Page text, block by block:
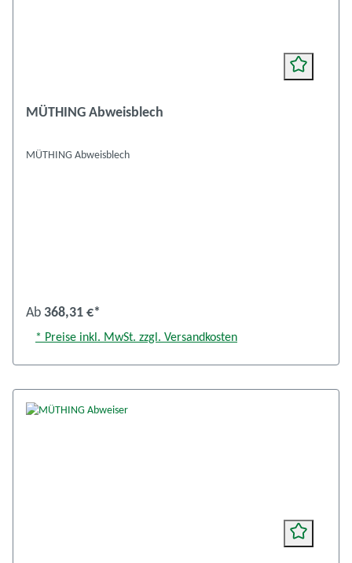
MÜTHING Abweisblech
MÜTHING Abweisblech
Ab 368,31 €*
* Preise inkl. MwSt. zzgl. Versandkosten